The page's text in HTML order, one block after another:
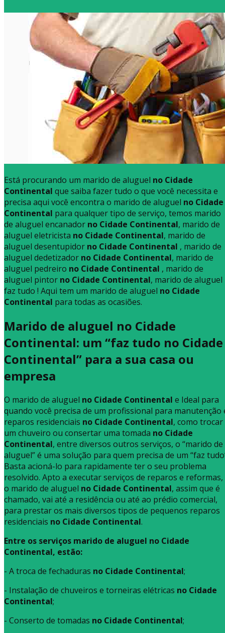
Está procurando um marido de aluguel no Cidade
Continental que saiba fazer tudo o que você necessita e
precisa aqui você encontra o marido de aluguel no Cidade
Continental para qualquer tipo de serviço, temos marido
de aluguel encanador no Cidade Continental, marido de
aluguel eletricista no Cidade Continental, marido de
aluguel desentupidor no Cidade Continental , marido de
aluguel dedetizador no Cidade Continental, marido de
aluguel pedreiro no Cidade Continental , marido de
aluguel pintor no Cidade Continental, marido de aluguel
faz tudo ! Aqui tem um marido de aluguel no Cidade
Continental para todas as ocasiões.
Marido de aluguel no Cidade
Continental: um “faz tudo no Cidade
Continental” para a sua casa ou
empresa
O marido de aluguel no Cidade Continental e Ideal para
quando você precisa de um profissional para manutenção
reparos residenciais no Cidade Continental, como trocar
um chuveiro ou consertar uma tomada no Cidade
Continental, entre diversos outros serviços, o “marido de
aluguel” é uma solução para quem precisa de um “faz
Basta acioná-lo para rapidamente ter o seu problema
resolvido. Apto a executar serviços de reparos e reformas,
o marido de aluguel no Cidade Continental, assim que é
chamado, vai até a residência ou até ao prédio comercial,
para prestar os mais diversos tipos de pequenos reparos
residenciais no Cidade Continental.
Entre os serviços marido de aluguel no Cidade
Continental, estão:
- A troca de fechaduras no Cidade Continental;
- Instalação de chuveiros e torneiras elétricas no Cidade
Continental;
- Conserto de tomadas no Cidade Continental;